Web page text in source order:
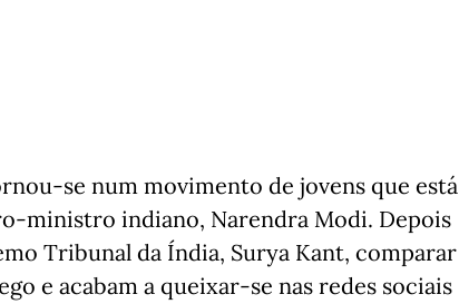
se num movimento de jovens que está
ministro indiano, Narendra Modi. Depois
Tribunal da Índia, Surya Kant, comparar
e acabam a queixar-se nas redes sociais